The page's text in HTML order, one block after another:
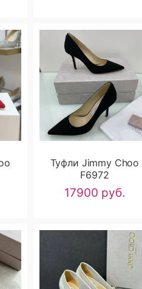
Туфли Jimmy Choo
F6972
17900 руб.